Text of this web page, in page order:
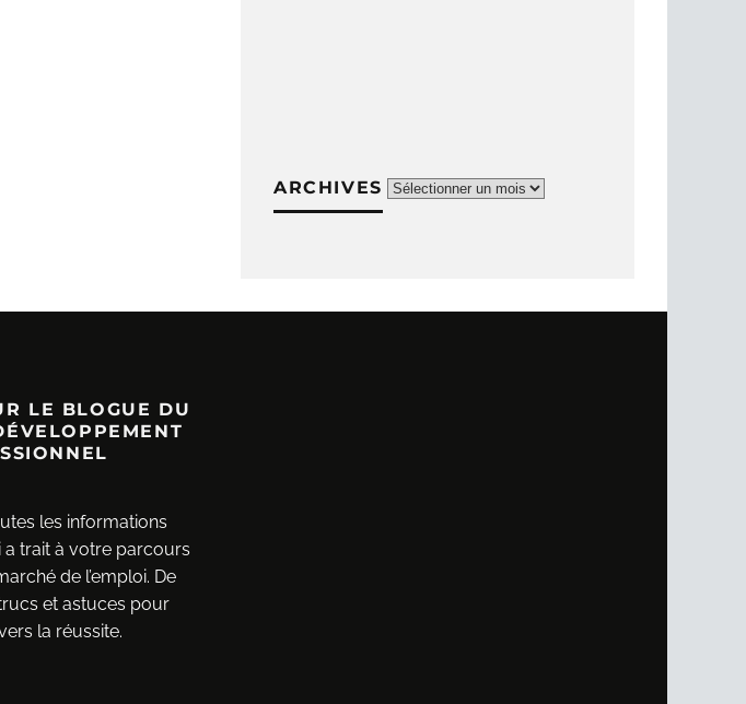
ARCHIVES Archives
LE BLOGUE DU
les informations
a trait à votre parcours
de l’emploi. De
et astuces pour
la réussite.